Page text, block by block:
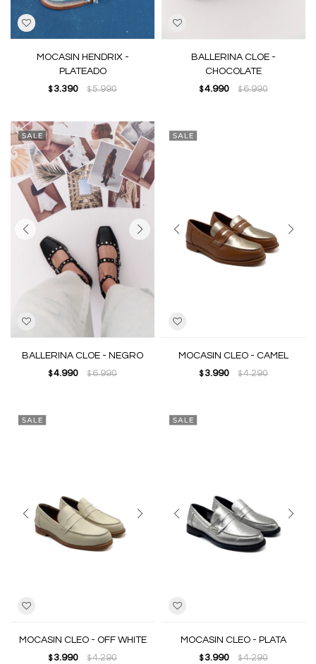
MOCASIN HENDRIX -
PLATEADO
$ 3.390 $5.990
BALLERINA CLOE -
CHOCOLATE
$ 4.990 $6.990
BALLERINA CLOE - NEGRO
$ 4.990 $6.990
MOCASIN CLEO - CAMEL
$ 3.990 $4.290
MOCASIN CLEO - OFF WHITE
$ 3.990 $4.290
MOCASIN CLEO - PLATA
$ 3.990 $4.290